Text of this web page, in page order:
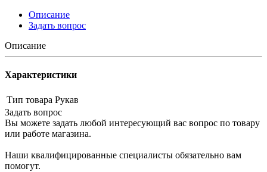
Описание
Задать вопрос
Описание
Характеристики
Тип товара Рукав
Задать вопрос
Вы можете задать любой интересующий вас вопрос по товару
или работе магазина.
Наши квалифицированные специалисты обязательно вам
помогут.